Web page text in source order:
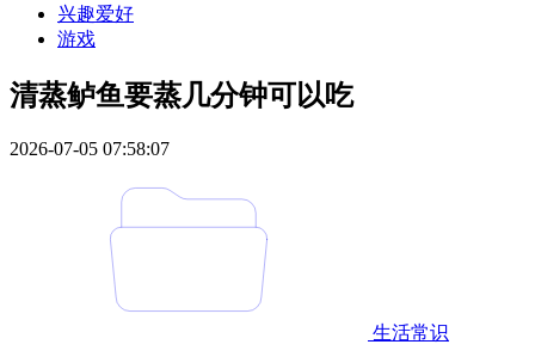
兴趣爱好
游戏
清蒸鲈鱼要蒸几分钟可以吃
2026-07-05 07:58:07
生活常识